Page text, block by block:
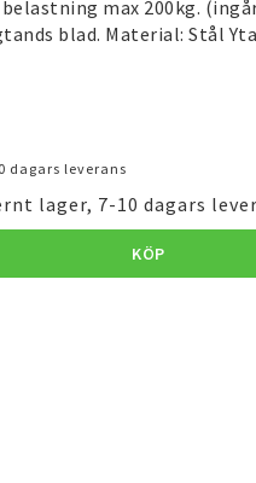
max 200kg.
blad. Material: Stål
dagars leverans
lager, 7-10 dagars
KÖP